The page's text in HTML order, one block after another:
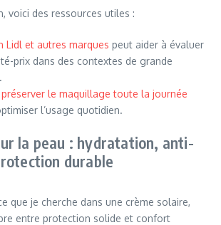
voici des ressources utiles :
Lidl et autres marques peut aider à évaluer
prix dans des contextes de grande
le maquillage toute la journée
l’usage quotidien.
la peau : hydratation, anti-
durable
que je cherche dans une crème solaire,
entre protection solide et confort